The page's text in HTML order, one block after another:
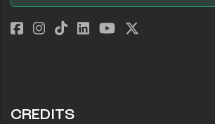
CREDITS